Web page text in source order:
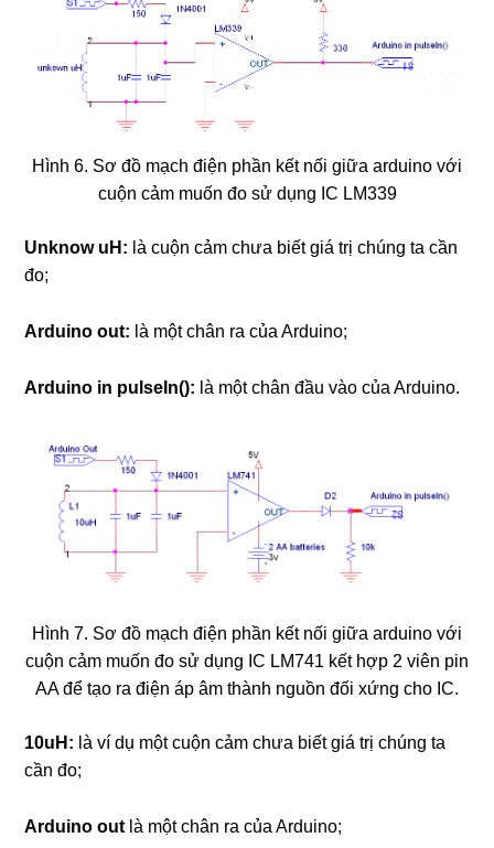
Hình 6. Sơ đồ mạch điện phần kết nối giữa arduino với
cuộn cảm muốn đo sử dụng IC LM339
Unknow uH: là cuộn cảm chưa biết giá trị chúng ta cần
đo;
Arduino out: là một chân ra của Arduino;
Arduino in pulseIn(): là một chân đầu vào của Arduino.
Hình 7. Sơ đồ mạch điện phần kết nối giữa arduino với
cuộn cảm muốn đo sử dụng IC LM741 kết hợp 2 viên pin
AA để tạo ra điện áp âm thành nguồn đối xứng cho IC.
10uH: là ví dụ một cuộn cảm chưa biết giá trị chúng ta
cần đo;
Arduino out là một chân ra của Arduino;